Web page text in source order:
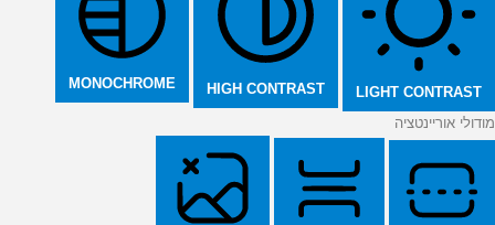
LIGHT CONTRAST
HIGH CONTRAST
MONOCHROME
מודולי אוריינטציה